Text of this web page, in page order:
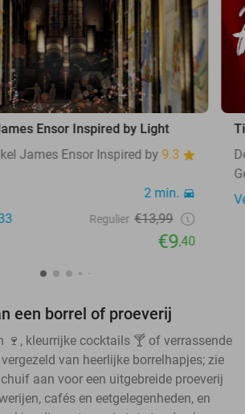
Ensor Inspired by Light
James Ensor Inspired by 9.3
2 min.
Regulier €13,99
€9,40
een borrel of proeverij
🍷, kleurrijke cocktails 🍸 of verrassende
van heerlijke borrelhapjes; zie
aan voor een uitgebreide proeverij
cafés en eetgelegenheden, en